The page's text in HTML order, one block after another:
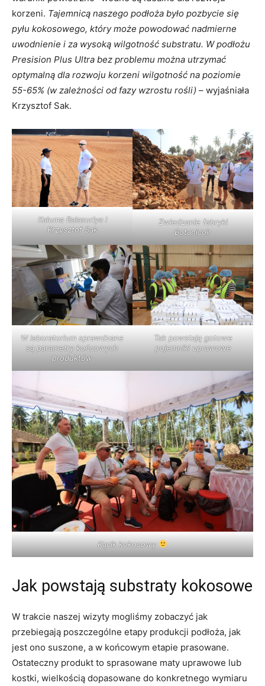
korzeni. Tajemnicą naszego podłoża było pozbycie się
pyłu kokosowego, który może powodować nadmierne
uwodnienie i za wysoką wilgotność substratu. W podłożu
Presision Plus Ultra bez problemu można utrzymać
optymalną dla rozwoju korzeni wilgotność na poziomie
55-65% (w zależności od fazy wzrostu rośli) – wyjaśniała
Krzysztof Sak.
Kaluma Balasuriya i
Krzysztof Sak
Zwiedzanie fabryki
Botanicoir
W laboratorium sprawdzane
są parametry końcowych
produktów
Tak powstają gotowe
pojemniki uprawowe
Kącik kokosowy
Jak powstają substraty kokosowe
W trakcie naszej wizyty mogliśmy zobaczyć jak
przebiegają poszczególne etapy produkcji podłoża, jak
jest ono suszone, a w końcowym etapie prasowane.
Ostateczny produkt to sprasowane maty uprawowe lub
kostki, wielkością dopasowane do konkretnego wymiaru